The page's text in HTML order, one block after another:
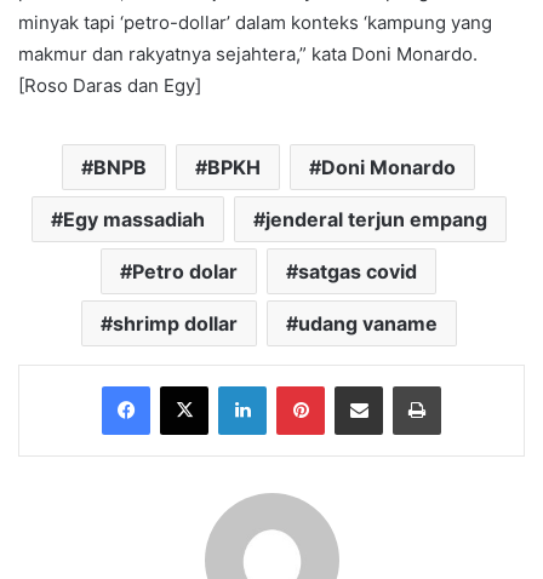
minyak tapi ‘petro-dollar’ dalam konteks ‘kampung yang
makmur dan rakyatnya sejahtera,” kata Doni Monardo.
[Roso Daras dan Egy]
BNPB BPKH Doni Monardo
Egy massadiah jenderal terjun empang
Petro dolar satgas covid
shrimp dollar udang vaname
Facebook
X LinkedInPinterestShare via Email Print